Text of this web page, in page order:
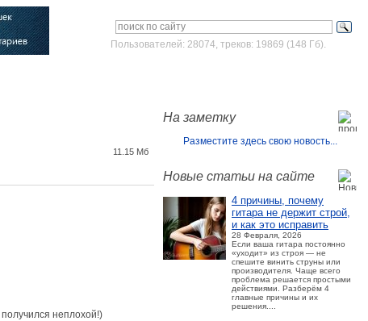
Пользователей: 28074, треков: 19869 (148 Гб).
На заметку
Разместите здесь свою новость...
Новые статьи на сайте
4 причины, почему
гитара не держит строй,
и как это исправить
28 Февраля, 2026
Если ваша гитара постоянно
«уходит» из строя — не
спешите винить струны или
производителя. Чаще всего
проблема решается простыми
действиями. Разберём 4
главные причины и их
решения....
11.15 Мб
неплохой!)